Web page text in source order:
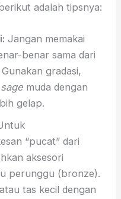
adalah tipsnya:
Jangan memakai
benar sama dari
gradasi,
sagemuda dengan
gelap.
“pucat” dari
aksesori
perunggu (bronze).
tas kecil dengan